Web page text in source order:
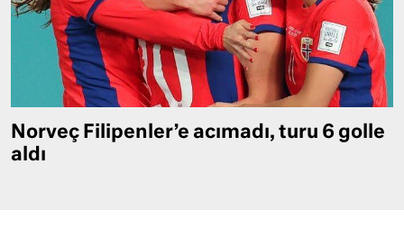
Norveç Filipenler’e acımadı, turu 6 golle
aldı